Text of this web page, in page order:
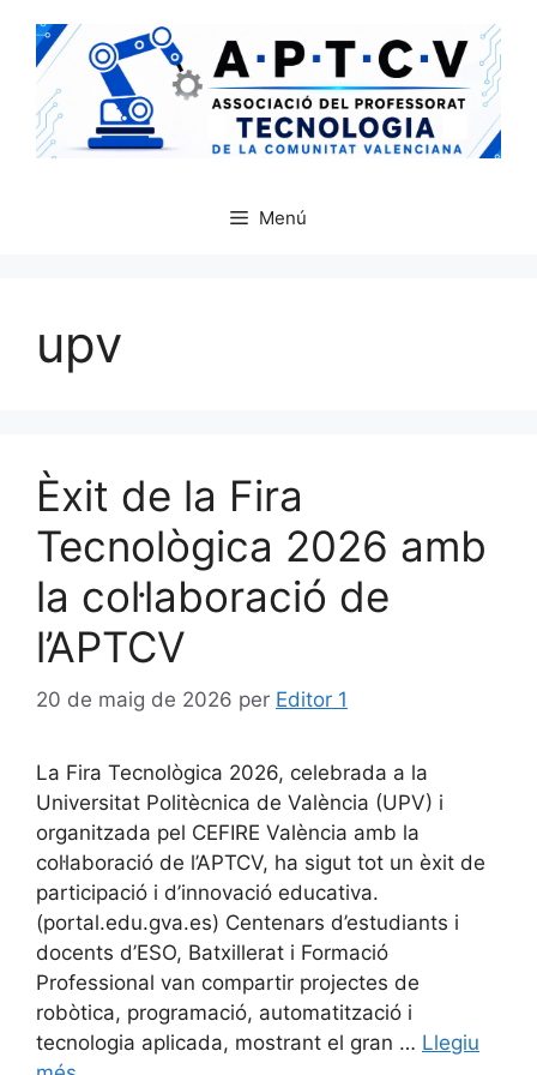
contingut
Menú
upv
Èxit de la Fira
Tecnològica 2026 amb
la col·laboració de
l’APTCV
20 de maig de 2026 per Editor 1
La Fira Tecnològica 2026, celebrada a la
Universitat Politècnica de València (UPV) i
organitzada pel CEFIRE València amb la
col·laboració de l’APTCV, ha sigut tot un èxit de
participació i d’innovació educativa.
(portal.edu.gva.es) Centenars d’estudiants i
docents d’ESO, Batxillerat i Formació
Professional van compartir projectes de
robòtica, programació, automatització i
tecnologia aplicada, mostrant el gran … Llegiu